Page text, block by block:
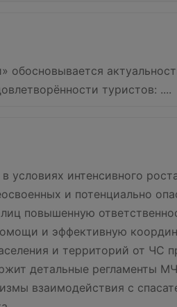
туристов: ....
условиях интенсивного
и потенциально
повышенную
и эффективную
и территорий от ЧС
детальные регламенты
взаимодействия с